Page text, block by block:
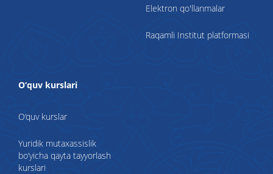
Elektron qo'llanmalar
Raqamli Institut platformasi
O‘quv kurslari
O‘quv kurslar
Yuridik mutaxassislik
bo‘yicha qayta tayyorlash
kurslari